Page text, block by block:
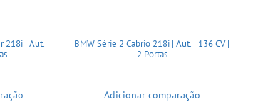
218i | Aut. |
BMW Série 2 Cabrio 218i | Aut. | 136 CV |
2 Portas
Adicionar comparação